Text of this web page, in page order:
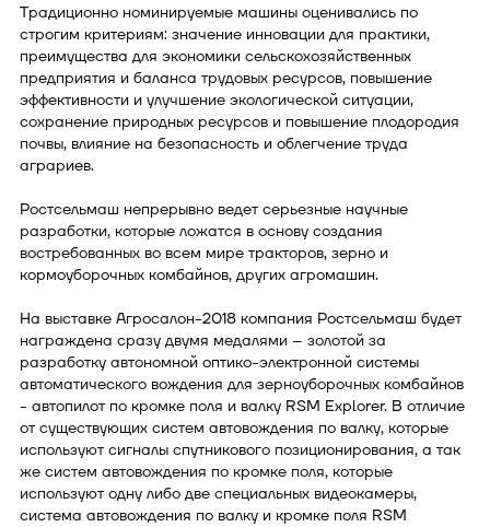
Традиционно номинируемые машины оценивались по
строгим критериям: значение инновации для практики,
преимущества для экономики сельскохозяйственных
предприятия и баланса трудовых ресурсов, повышение
эффективности и улучшение экологической ситуации,
сохранение природных ресурсов и повышение плодородия
почвы, влияние на безопасность и облегчение труда
аграриев.
Ростсельмаш непрерывно ведет серьезные научные
разработки, которые ложатся в основу создания
востребованных во всем мире тракторов, зерно и
кормоуборочных комбайнов, других агромашин.
На выставке Агросалон-2018 компания Ростсельмаш будет
награждена сразу двумя медалями – золотой за
разработку автономной оптико-электронной системы
автоматического вождения для зерноуборочных комбайнов
- автопилот по кромке поля и валку RSM Explorer. В отличие
от существующих систем автовождения по валку, которые
используют сигналы спутникового позиционирования, а так
же систем автовождения по кромке поля, которые
используют одну либо две специальных видеокамеры,
система автовождения по валку и кромке поля RSM